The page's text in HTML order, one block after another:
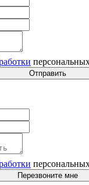
Отправить
Перезвоните мне